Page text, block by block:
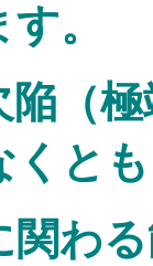
。
欠
くと
関わ